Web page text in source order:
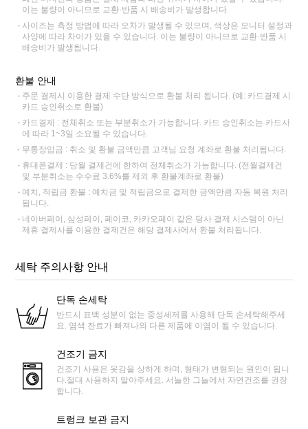
이는 불량이 아니므로 교환·반품 시 배송비가 발생합니다.
사이즈는 측정 방법에 따라 오차가 발생될 수 있으며, 색상은 모니터 설정과
사양에 따라 차이가 있을 수 있습니다. 이는 불량이 아니므로 교환·반품 시
배송비가 발생됩니다.
환불 안내
주문 결제시 이용한 결제 수단 방식으로 환불 처리 됩니다. (예: 카드결제 시
카드 승인취소로 환불)
카드결제 : 전체취소 또는 부분취소가 가능합니다. 카드 승인취소는 카드사
에 따라 1~3일 소요될 수 있습니다.
무통장입금 : 취소 및 환불 금액만큼 고객님 요청 계좌로 환불 처리됩니다.
휴대폰결제 : 당월 결제건에 한하여 전체취소가 가능합니다. (전월결제건
및 부분취소는 수수료 3.6%를 제외 후 환불계좌로 환불)
예치, 적립금 환불 : 예치금 및 적립금으로 결제한 금액만큼 자동 복원 처리
됩니다.
네이버페이, 삼성페이, 페이코, 카카오페이 같은 당사 결제 시스템이 아닌
제휴 결제사를 이용한 결제건은 해당 결제사에서 환불 처리됩니다.
세탁 주의사항 안내
단독 손세탁
반드시 표백 성분이 없는 중성세제를 사용해 단독 손세탁해주세
요. 염색 잔료가 빠져나와 다른 제품에 이염이 될 수 있습니다.
건조기 금지
건조기 사용은 옷감을 상하게 하며, 형태가 변형되는 원인이 됩니
다.절대 사용하지 말아주세요. 서늘한 그늘에서 자연건조를 권장
합니다.
트렁크 보관 금지